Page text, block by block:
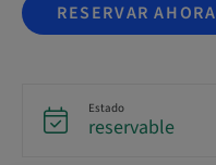
RESERVAR AHORA
Estado
reservable